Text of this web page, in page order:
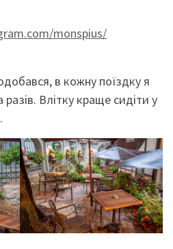
monspius/
в кожну поїздку я
Влітку краще сидіти у